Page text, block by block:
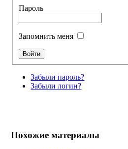
Пароль
Запомнить меня
Забыли пароль?
Забыли логин?
Похожие материалы